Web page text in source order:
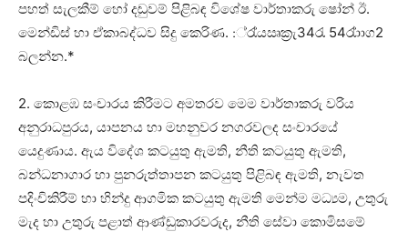
පහත් සැලකීම් හෝ දඬුවම් පිළිබඳ විශේෂ වාර්තාකරු ෂෝන් ඊ.
මෙන්ඩිස් හා ඒකාබද්ධව සිදු කෙරිණ. :්රැ්‍යඍක්‍රැ34රැ 54රැ්ාාග2
බලන්න.*
2. කොළඹ සංචාරය කිරීමට අමතරව මෙම වාර්තාකරු වරිය
අනුරාධපුරය, යාපනය හා මහනුවර නගරවලද සංචාරයේ
යෙදුණාය. ඇය විදේශ කටයුතු ඇමති, නීති කටයුතු ඇමති,
බන්ධනාගාර හා පුනරුත්තාපන කටයුතු පිළිබඳ ඇමති, නැවත
පදිංචිකිරීම් හා හින්දු ආගමික කටයුතු ඇමති මෙන්ම මධ්‍යම, උතුරු
මැද හා උතුරු පළාත් ආණ්ඩුකාරවරුද, නීති සේවා කොමිසමේ